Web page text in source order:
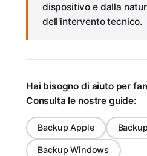
dispositivo e dalla
dell'intervento tecnico.
Hai bisogno di aiuto per
Consulta le nostre guide:
Backup Apple
Backup Windows